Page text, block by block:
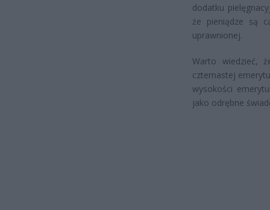
dodatku
że pieniądze są
uprawnionej.
Warto wiedzieć,
czternastej
wysokości
jako odrębne